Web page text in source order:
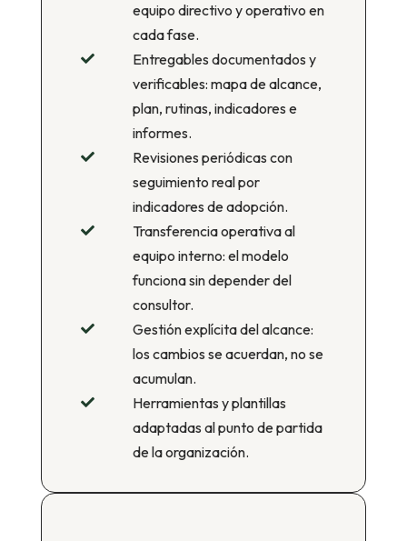
equipo directivo y operativo en
cada fase.

Entregables documentados y
verificables: mapa de alcance,
plan, rutinas, indicadores e
informes.

Revisiones periódicas con
seguimiento real por
indicadores de adopción.

Transferencia operativa al
equipo interno: el modelo
funciona sin depender del
consultor.

Gestión explícita del alcance:
los cambios se acuerdan, no se
acumulan.

Herramientas y plantillas
adaptadas al punto de partida
de la organización.